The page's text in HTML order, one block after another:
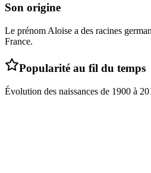
Son origine
Le prénom Aloise a des racines
France.
Popularité au fil du temps
Évolution des naissances de 1900 à